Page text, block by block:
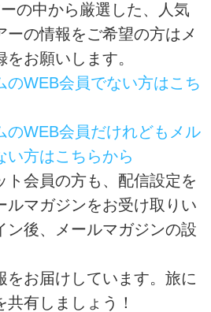
の中から厳選した、人気
ーの情報をご希望の方はメ
お願いします。
WEB会員でない方はこち
WEB会員だけれどもメル
い方はこちらから
会員の方も、配信設定を
ルマガジンをお受け取りい
ン後、メールマガジンの設
をお届けしています。旅に
有しましょう！